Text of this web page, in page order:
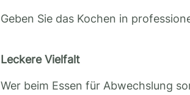
Geben Sie das Kochen in
Leckere Vielfalt
Wer beim Essen für Abwechslung